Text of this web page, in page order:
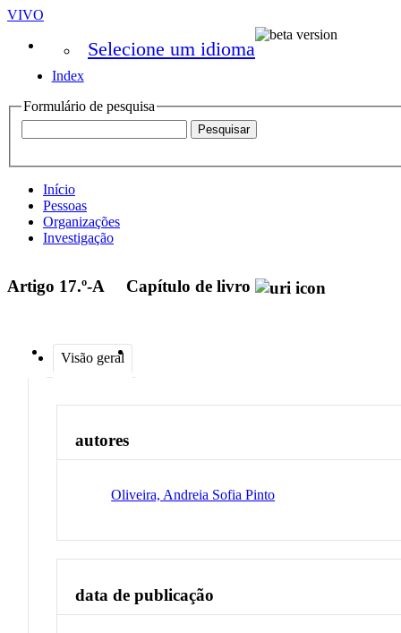
VIVO
Selecione um idioma
Index
Formulário de pesquisa
Início
Pessoas
Organizações
Investigação
Artigo 17.º-A Capítulo de livro
Visão geral
autores
Oliveira, Andreia Sofia Pinto
data de publicação